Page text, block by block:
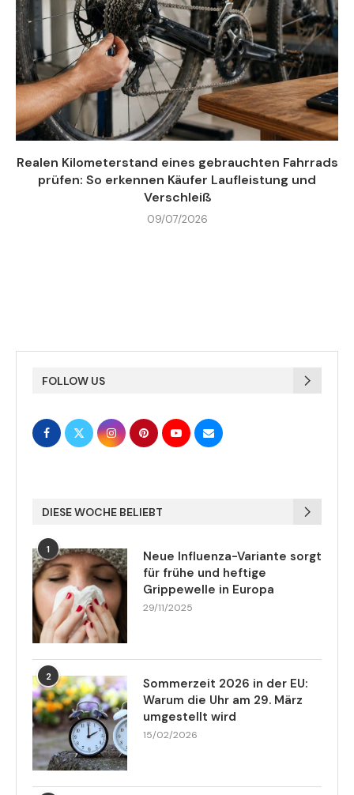
Realen Kilometerstand eines gebrauchten Fahrrads
prüfen: So erkennen Käufer Laufleistung und
Verschleiß
09/07/2026
FOLLOW US
DIESE WOCHE BELIEBT
1
Neue Influenza-Variante sorgt
für frühe und heftige
Grippewelle in Europa
29/11/2025
2
Sommerzeit 2026 in der EU:
Warum die Uhr am 29. März
umgestellt wird
15/02/2026